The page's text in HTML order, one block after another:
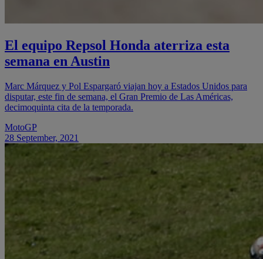
El equipo Repsol Honda aterriza esta
semana en Austin
Marc Márquez y Pol Espargaró viajan hoy a Estados Unidos para
disputar, este fin de semana, el Gran Premio de Las Américas,
decimoquinta cita de la temporada.
MotoGP
28 September, 2021